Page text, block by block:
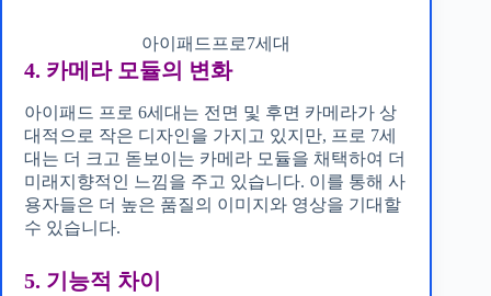
아이패드프로7세대
4. 카메라 모듈의 변화
아이패드 프로 6세대는 전면 및 후면 카메라가 상
대적으로 작은 디자인을 가지고 있지만, 프로 7세
대는 더 크고 돋보이는 카메라 모듈을 채택하여 더
미래지향적인 느낌을 주고 있습니다. 이를 통해 사
용자들은 더 높은 품질의 이미지와 영상을 기대할
수 있습니다.
5. 기능적 차이